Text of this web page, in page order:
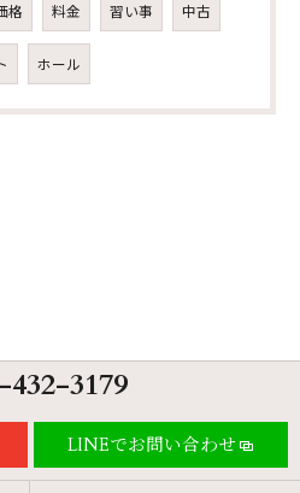
格 料金 習い事 中古
ホール
432-3179
LINEでお問い合わせ